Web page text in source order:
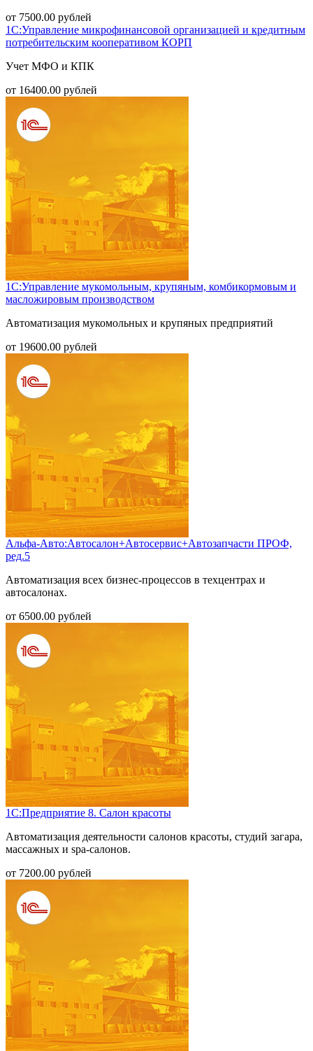
от 7500.00 рублей
1С:Управление микрофинансовой организацией и кредитным
потребительским кооперативом КОРП
Учет МФО и КПК
от 16400.00 рублей
1С:Управление мукомольным, крупяным, комбикормовым и
масложировым производством
Автоматизация мукомольных и крупяных предприятий
от 19600.00 рублей
Альфа-Авто:Автосалон+Автосервис+Автозапчасти ПРОФ,
ред.5
Автоматизация всех бизнес-процессов в техцентрах и
автосалонах.
от 6500.00 рублей
1С:Предприятие 8. Салон красоты
Автоматизация деятельности салонов красоты, студий загара,
массажных и spa-салонов.
от 7200.00 рублей